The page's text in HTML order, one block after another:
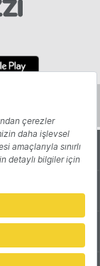
Yazarlar
Reklam